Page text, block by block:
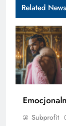
Related News
Subprofit